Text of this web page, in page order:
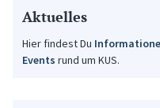
Aktuelles
Hier findest Du
Events rund um KUS.